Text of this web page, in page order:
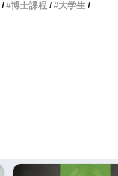
博士課程
大学生